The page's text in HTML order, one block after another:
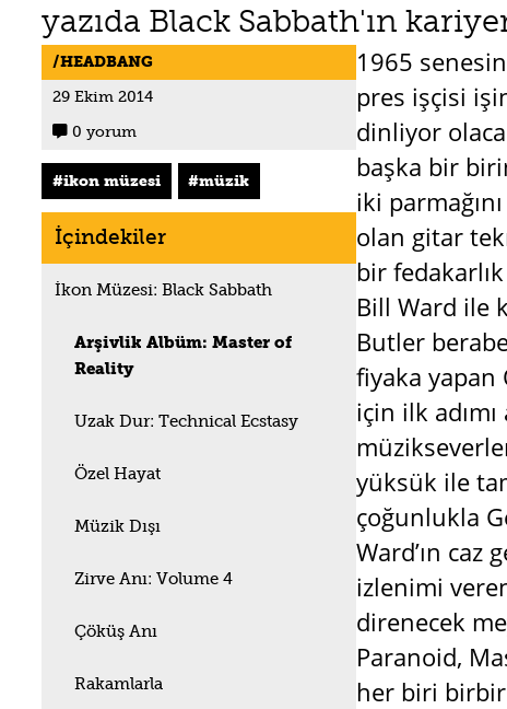
yazıda Black Sabbath'ın
HEADBANG
29 Ekim 2014
0 yorum
ikon müzesi müzik
İçindekiler
İkon Müzesi: Black Sabbath
Arşivlik Albüm: Master of
Reality
Uzak Dur: Technical Ecstasy
Özel Hayat
Müzik Dışı
Zirve Anı: Volume 4
Çöküş Anı
Rakamlarla
1965
pres işçisi
dinliyor
başka bir
iki
olan gitar
bir
Bill Ward ile
Butler
fiyaka yapan
için ilk
yüksük ile
çoğunlukla
Ward’ın
izlenimi
direnecek
Paranoid,
her biri